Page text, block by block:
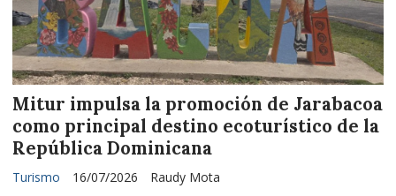
Mitur impulsa la promoción de Jarabacoa
como principal destino ecoturístico de la
República Dominicana
Raudy Mota
Turismo 16/07/2026